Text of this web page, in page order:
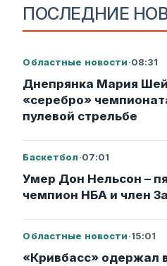
ПОСЛЕДНИЕ
Областные новости·08:31
Днепрянка Мария
«серебро»
пулевой стрельбе
Баскетбол·07:01
Умер Дон Нельсон –
чемпион НБА и член
Областные новости·15:01
«Кривбасс» одержал